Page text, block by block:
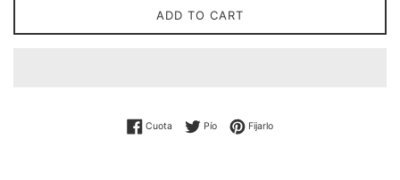
ADD TO CART
Cuota Compartir en Facebook
PíoTwittear en Twitter
FijarloPin en Pinterest